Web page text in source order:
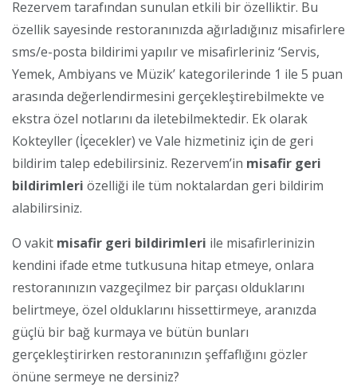
Rezervem tarafından sunulan etkili bir özelliktir. Bu
özellik sayesinde restoranınızda ağırladığınız misafirlere
sms/e-posta bildirimi yapılır ve misafirleriniz ‘Servis,
Yemek, Ambiyans ve Müzik’ kategorilerinde 1 ile 5 puan
arasında değerlendirmesini gerçekleştirebilmekte ve
ekstra özel notlarını da iletebilmektedir. Ek olarak
Kokteyller (İçecekler) ve Vale hizmetiniz için de geri
bildirim talep edebilirsiniz. Rezervem’in misafir geri
bildirimleri özelliği ile tüm noktalardan geri bildirim
alabilirsiniz.
O vakit misafir geri bildirimleri ile misafirlerinizin
kendini ifade etme tutkusuna hitap etmeye, onlara
restoranınızın vazgeçilmez bir parçası olduklarını
belirtmeye, özel olduklarını hissettirmeye, aranızda
güçlü bir bağ kurmaya ve bütün bunları
gerçekleştirirken restoranınızın şeffaflığını gözler
önüne sermeye ne dersiniz?